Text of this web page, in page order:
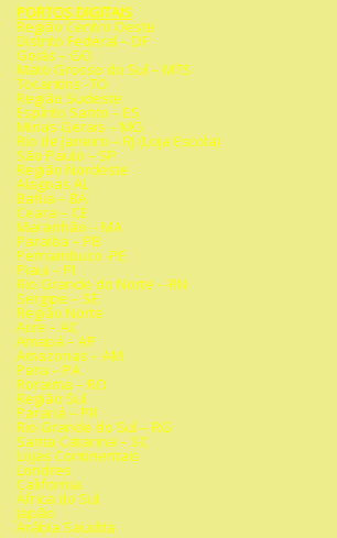
PORTOS DIGITAIS
Região Centro Oeste
Distrito Federal – DF
Goiás – GO
Mato Grosso do Sul – MTS
Tocantins -TO
Região Sudeste
Espírito Santo – ES
Minas Gerais – MG
Rio de Janeiro – RJ (Loja Escola)
São Paulo – SP
Região Nordeste
Alagoas AL
Bahia – BA
Ceara – CE
Maranhão – MA
Paraíba – PB
Pernambuco -PE
Piauí – PI
Rio Grande do Norte – RN
Sergipe – SE
Região Norte
Acre – AC
Amapá – AP
Amazonas – AM
Para – PA
Roraima – RO
Região Sul
Paraná – PR
Rio Grande do Sul – RG
Santa Catarina – SC
Lojas Continentais
Londres
California
África do Sul
Japão
Arábia Saudita